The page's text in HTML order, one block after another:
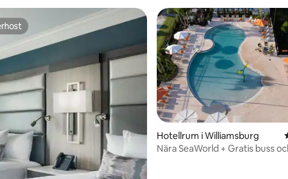
betyg, 235 omdömen Hotellrum i Williamsburg
Nära SeaWorld + Gratis buss